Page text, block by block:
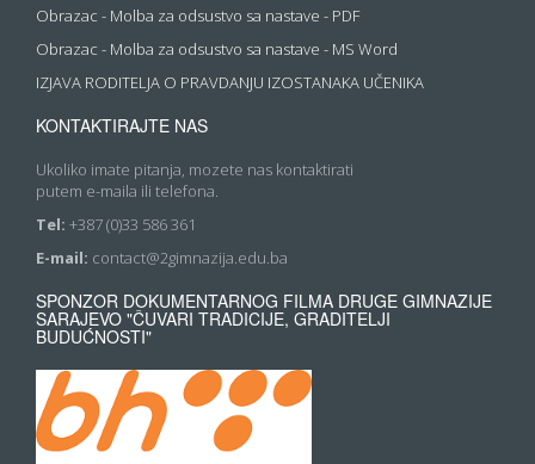
Obrazac - Molba za odsustvo sa nastave - PDF
Obrazac - Molba za odsustvo sa nastave - MS Word
IZJAVA RODITELJA O PRAVDANJU IZOSTANAKA UČENIKA
KONTAKTIRAJTE NAS
Ukoliko imate pitanja, mozete nas kontaktirati
putem e-maila ili telefona.
Tel: +387 (0)33 586 361
E-mail: contact@2gimnazija.edu.ba
SPONZOR DOKUMENTARNOG FILMA DRUGE GIMNAZIJE
SARAJEVO "ČUVARI TRADICIJE, GRADITELJI
BUDUĆNOSTI"